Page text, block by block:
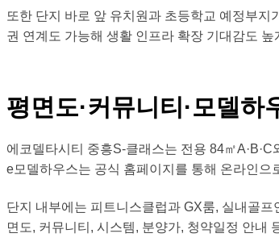
또한 단지 바로 앞 유치원과 초등학교 예정부
권 연계도 가능해 생활 인프라 확장 기대감도
평면도·커뮤니티·모델하
에코델타시티 중흥S-클래스는 전용 84㎡
e모델하우스는 공식 홈페이지를 통해 온라인으
단지 내부에는 피트니스클럽과 GX룸, 실내골
면도, 커뮤니티, 시스템, 분양가, 청약일정 안내